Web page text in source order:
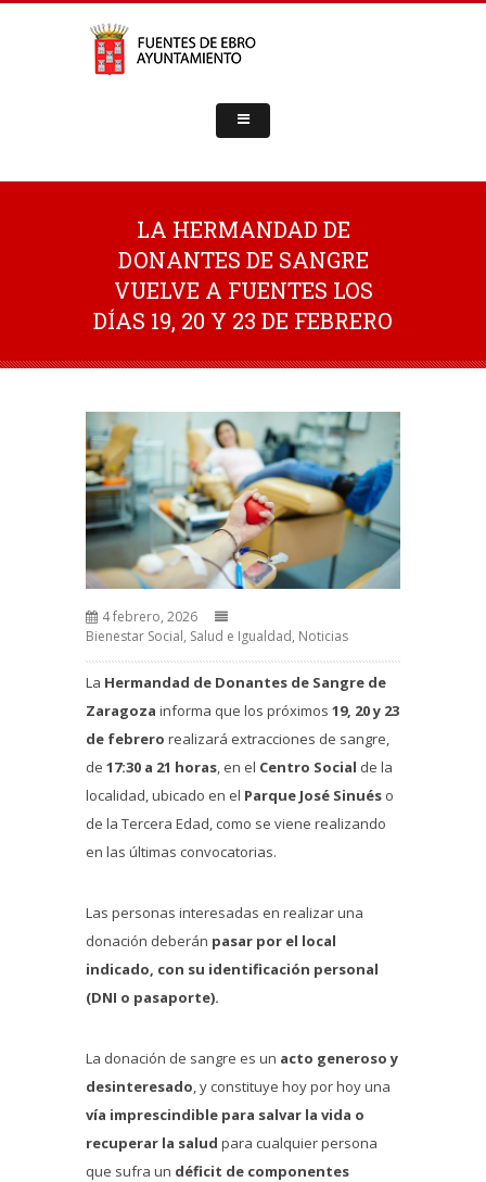
LA HERMANDAD DE
DONANTES DE SANGRE
VUELVE A FUENTES LOS
DÍAS 19, 20 Y 23 DE FEBRERO
4 febrero, 2026
Bienestar Social, Salud e Igualdad, Noticias
La Hermandad de Donantes de Sangre de
Zaragoza informa que los próximos 19, 20 y 23
de febrero realizará extracciones de sangre,
de 17:30 a 21 horas, en el Centro Social de la
localidad, ubicado en el Parque José Sinués o
de la Tercera Edad, como se viene realizando
en las últimas convocatorias.
Las personas interesadas en realizar una
donación deberán pasar por el local
indicado, con su identificación personal
(DNI o pasaporte).
La donación de sangre es un acto generoso y
desinteresado, y constituye hoy por hoy una
vía imprescindible para salvar la vida o
recuperar la salud para cualquier persona
que sufra un déficit de componentes